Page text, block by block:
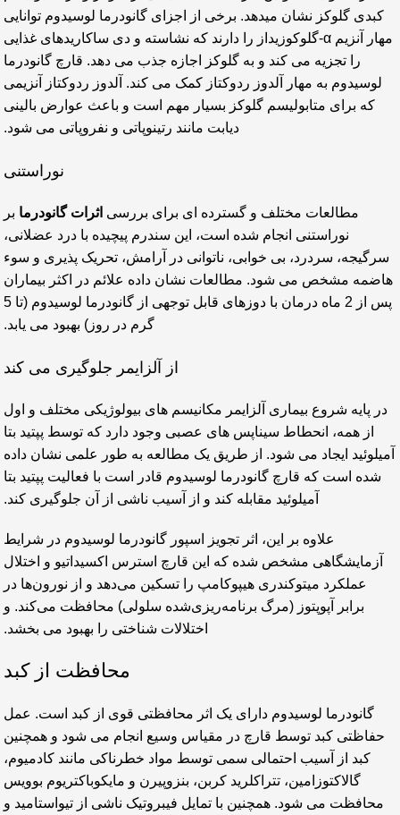
کبدی گلوکز نشان میدهد. برخی از اجزای گانودرما لوسیدوم توانایی
مهار آنزیم α-گلوکوزیداز را دارند که نشاسته و دی ساکاریدهای غذایی
را تجزیه می کند و به گلوکز اجازه جذب می دهد. قارچ گانودرما
لوسیدوم به مهار آلدوز ردوکتاز کمک می کند. آلدوز ردوکتاز آنزیمی
که برای متابولیسم گلوکز بسیار مهم است و باعث عوارض بالینی
دیابت مانند رتینوپاتی و نفروپاتی می شود.
نوراستنی
مطالعات مختلف و گسترده ای برای بررسی اثرات گانودرما بر
نوراستنی انجام شده است، این سندرم پیچیده با درد عضلانی،
سرگیجه، سردرد، بی خوابی، ناتوانی در آرامش، تحریک پذیری و سوء
هاضمه مشخص می شود. مطالعات نشان داده علائم در اکثر بیماران
پس از 2 ماه درمان با دوزهای قابل توجهی از گانودرما لوسیدوم (تا 5
گرم در روز) بهبود می یابد.
از آلزایمر جلوگیری می کند
در پایه شروع بیماری آلزایمر مکانیسم های بیولوژیکی مختلف و اول
از همه، انحطاط سیناپس های عصبی وجود دارد که توسط پپتید بتا
آمیلوئید ایجاد می شود. از طریق یک مطالعه به طور علمی نشان داده
شده است که قارچ گانودرما لوسیدوم قادر است با فعالیت پپتید بتا
آمیلوئید مقابله کند و از آسیب ناشی از آن جلوگیری کند.
علاوه بر این، اثر تجویز اسپور گانودرما لوسیدوم در شرایط
آزمایشگاهی مشخص شده که این قارچ استرس اکسیداتیو و اختلال
عملکرد میتوکندری هیپوکامپ را تسکین می‌دهد و از نورون‌ها در
برابر آپوپتوز (مرگ برنامه‌ریزی‌شده سلولی) محافظت می‌کند. و
اختلالات شناختی را بهبود می بخشد.
محافظت از کبد
گانودرما لوسیدوم دارای یک اثر محافظتی قوی از کبد است. عمل
حفاظتی کبد توسط قارچ در مقیاس وسیع انجام می شود و همچنین
کبد از آسیب احتمالی سمی توسط مواد خطرناکی مانند کادمیوم،
گالاکتوزامین، تتراکلرید کربن، بنزوپیرن و مایکوباکتریوم بوویس
محافظت می شود. همچنین با تمایل فیبروتیک ناشی از تیواستامید و